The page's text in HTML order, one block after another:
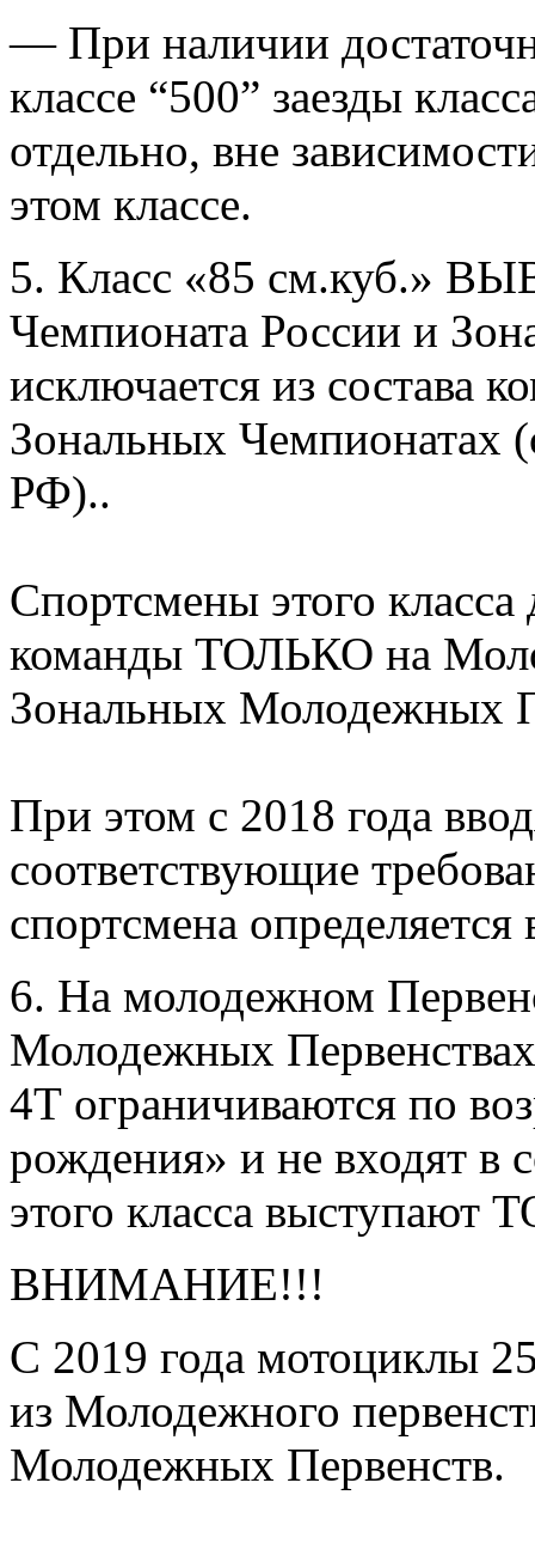
— При наличии
классе “500” заезды
отдельно, вне
этом классе.
5. Класс «85 см.куб.»
Чемпионата России и
исключается из состава
Зональных Чемпионатах
РФ)..
Спортсмены этого
команды ТОЛЬКО на
Зональных Молодежных
При этом с 2018 года
соответствующие
спортсмена
6. На молодежном
Молодежных
4Т ограничиваются по
рождения» и не входят в
этого класса выступают
ВНИМАНИЕ!!!
С 2019 года мотоциклы
из Молодежного
Молодежных Первенств.